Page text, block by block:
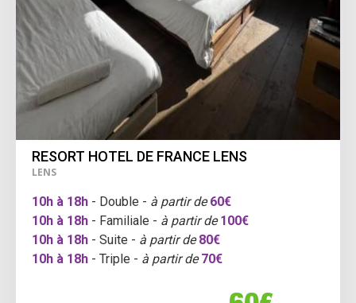
RESORT HOTEL DE FRANCE LENS
LENS
10h à 18h - Double - à partir de 60€
10h à 18h - Familiale - à partir de 100€
10h à 18h - Suite - à partir de 80€
10h à 18h - Triple - à partir de 70€